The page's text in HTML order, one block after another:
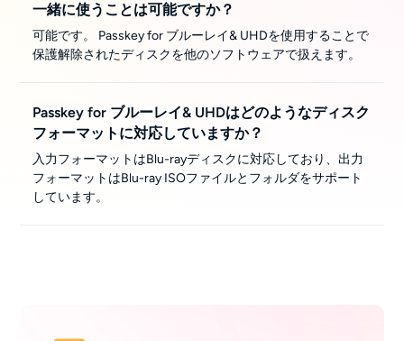
一緒に使うことは可能ですか？
可能です。 Passkey for ブルーレイ& UHDを使用することで
保護解除されたディスクを他のソフトウェアで扱えます。
Passkey for ブルーレイ& UHDはどのようなディスク
フォーマットに対応していますか？
入力フォーマットはBlu-rayディスクに対応しており、出力
フォーマットはBlu-ray ISOファイルとフォルダをサポート
しています。